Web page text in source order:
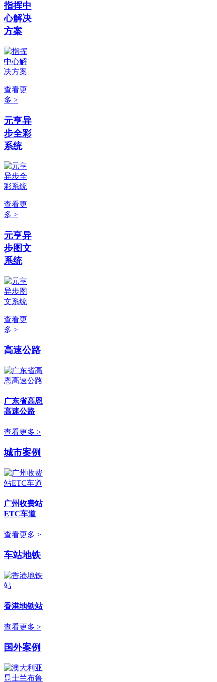
指挥中
心解决
方案
查看更
多 >
元亨异
步全彩
系统
查看更
多 >
元亨异
步图文
系统
查看更
多 >
高速公路
广东省高恩
高速公路
查看更多 >
城市案例
广州收费站
ETC车道
查看更多 >
车站地铁
香港地铁站
查看更多 >
国外案例